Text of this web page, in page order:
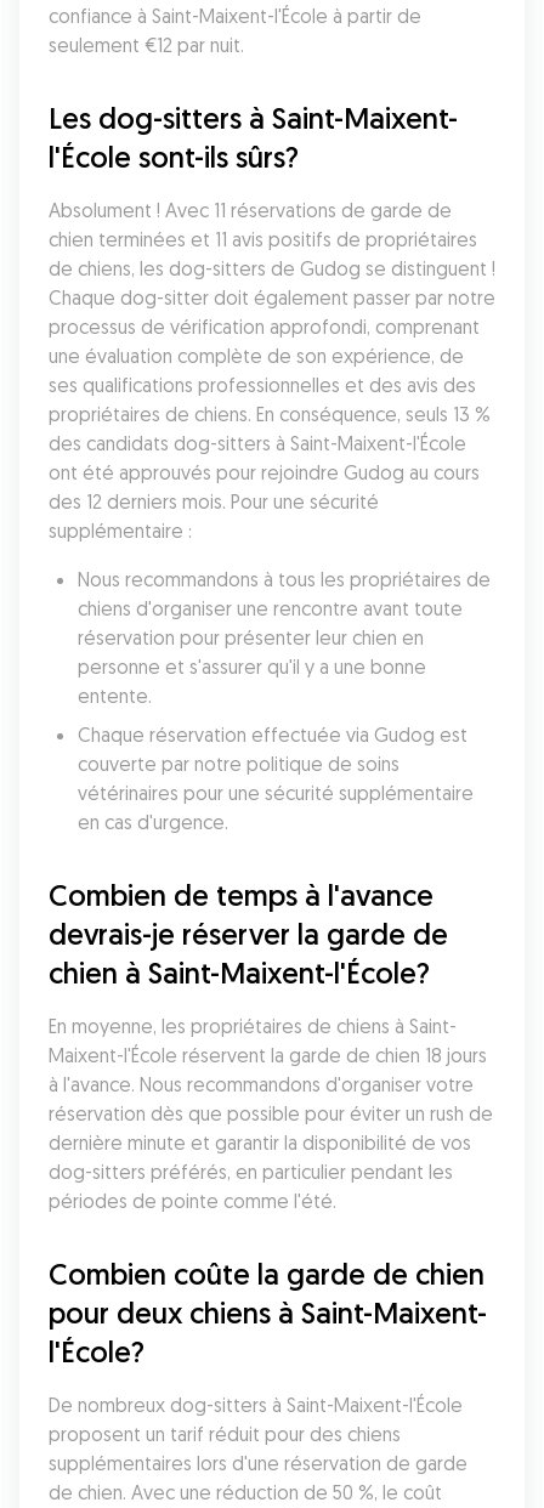
confiance à Saint-Maixent-l'École à partir de
seulement €12 par nuit.
Les dog-sitters à Saint-Maixent-
l'École sont-ils sûrs?
Absolument ! Avec 11 réservations de garde de
chien terminées et 11 avis positifs de propriétaires
de chiens, les dog-sitters de Gudog se distinguent !
Chaque dog-sitter doit également passer par notre
processus de vérification approfondi, comprenant
une évaluation complète de son expérience, de
ses qualifications professionnelles et des avis des
propriétaires de chiens. En conséquence, seuls 13 %
des candidats dog-sitters à Saint-Maixent-l'École
ont été approuvés pour rejoindre Gudog au cours
des 12 derniers mois. Pour une sécurité
supplémentaire :
Nous recommandons à tous les propriétaires de
chiens d'organiser une rencontre avant toute
réservation pour présenter leur chien en
personne et s'assurer qu'il y a une bonne
entente.
Chaque réservation effectuée via Gudog est
couverte par notre politique de soins
vétérinaires pour une sécurité supplémentaire
en cas d'urgence.
Combien de temps à l'avance
devrais-je réserver la garde de
chien à Saint-Maixent-l'École?
En moyenne, les propriétaires de chiens à Saint-
Maixent-l'École réservent la garde de chien 18 jours
à l'avance. Nous recommandons d'organiser votre
réservation dès que possible pour éviter un rush de
dernière minute et garantir la disponibilité de vos
dog-sitters préférés, en particulier pendant les
périodes de pointe comme l'été.
Combien coûte la garde de chien
pour deux chiens à Saint-Maixent-
l'École?
De nombreux dog-sitters à Saint-Maixent-l'École
proposent un tarif réduit pour des chiens
supplémentaires lors d'une réservation de garde
de chien. Avec une réduction de 50 %, le coût